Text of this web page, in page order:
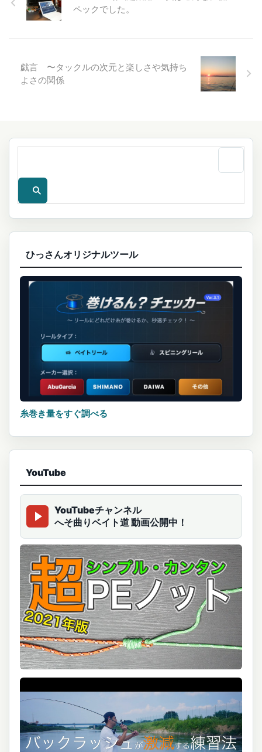
ペックでした。
戯言 〜タックルの次元と楽しさや気持ち
よさの関係
ひっさんオリジナルツール
糸巻き量をすぐ調べる
YouTube
YouTubeチャンネル
へそ曲りベイト道 動画公開中！